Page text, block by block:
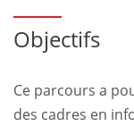
Objectifs
Ce parcours a
des cadres en